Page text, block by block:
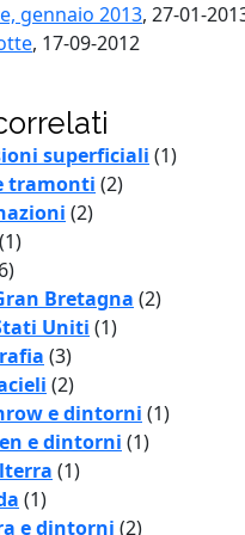
gennaio 2013, 27-01-
, 17-09-2012
superficiali (1)
tramonti (2)
(2)
(1)
Bretagna (2)
Uniti (1)
(3)
(2)
e dintorni (1)
e dintorni (1)
(1)
(1)
e dintorni (2)